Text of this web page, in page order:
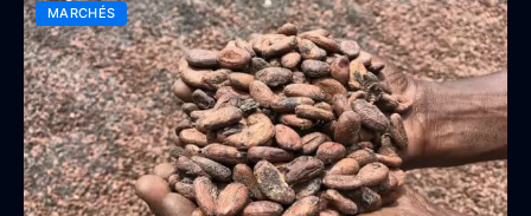
MARCHÉS